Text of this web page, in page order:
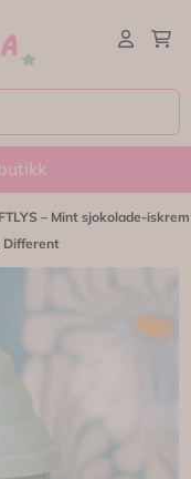
– Mint sjokolade-iskrem
Different